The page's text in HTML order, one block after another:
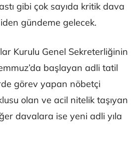
gibi çok sayıda kritik dava
gündeme gelecek.
Kurulu Genel Sekreterliğinin
başlayan adli tatil
görev yapan nöbetçi
olan ve acil nitelik taşıyan
davalara ise yeni adli yıla